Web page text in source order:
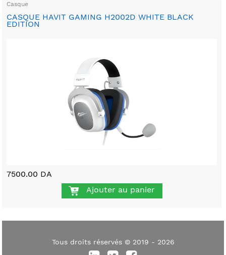
Casque
CASQUE HAVIT GAMING H2002D WHITE BLACK
EDITION
7500.00 DA
Ajouter au panier
Tous droits réservés © 2019 - 2026